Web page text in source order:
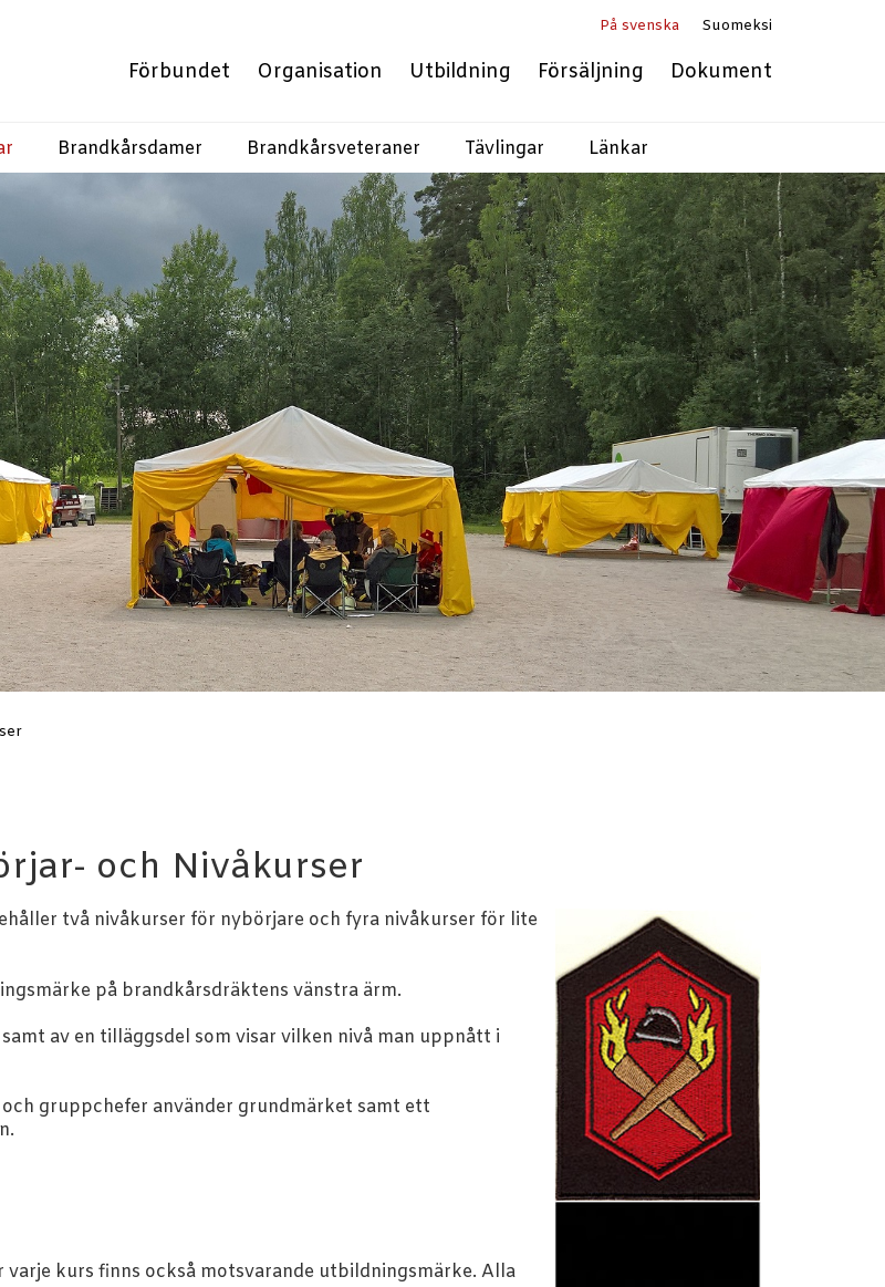
På svenska Suomeksi
Förbundet Organisation Utbildning Försäljning Dokument
Brandkårsdamer Brandkårsveteraner Tävlingar Länkar
och Nivåkurser
två nivåkurser för nybörjare och fyra nivåkurser för lite
på brandkårsdräktens vänstra ärm.
av en tilläggsdel som visar vilken nivå man uppnått i
gruppchefer använder grundmärket samt ett
kurs finns också motsvarande utbildningsmärke. Alla